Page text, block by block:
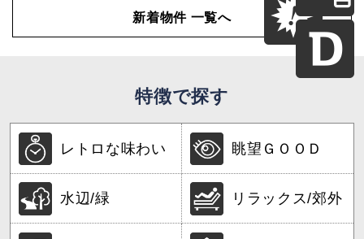
新着物件 一覧へ
特徴で探す
レトロな味わい 眺望ＧＯＯＤ
水辺/緑 リラックス/郊外